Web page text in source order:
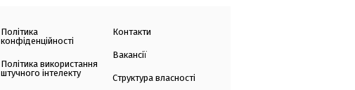
Політика
конфіденційності
Політика використання
штучного інтелекту
Контакти
Вакансії
Структура власності